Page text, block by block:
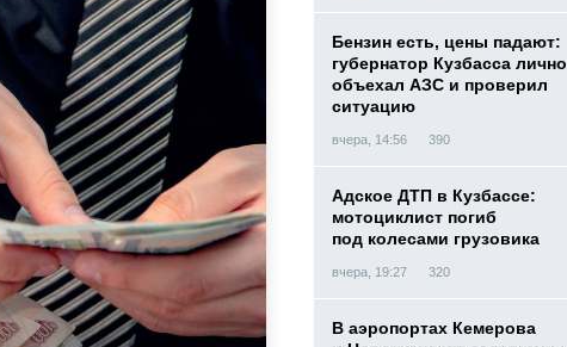
Бензин есть, цены падают:
губернатор Кузбасса лично
объехал АЗС и проверил
ситуацию
вчера, 14:56 390
Адское ДТП в Кузбассе:
мотоциклист погиб
под колесами грузовика
вчера, 19:27 320
В аэропортах Кемерова